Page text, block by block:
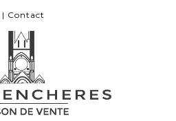
| Contact